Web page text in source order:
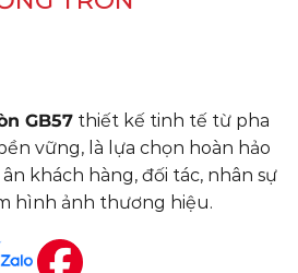
GB57 thiết kế tinh tế từ pha
vững, là lựa chọn hoàn hảo
khách hàng, đối tác, nhân sự
hình ảnh thương hiệu.